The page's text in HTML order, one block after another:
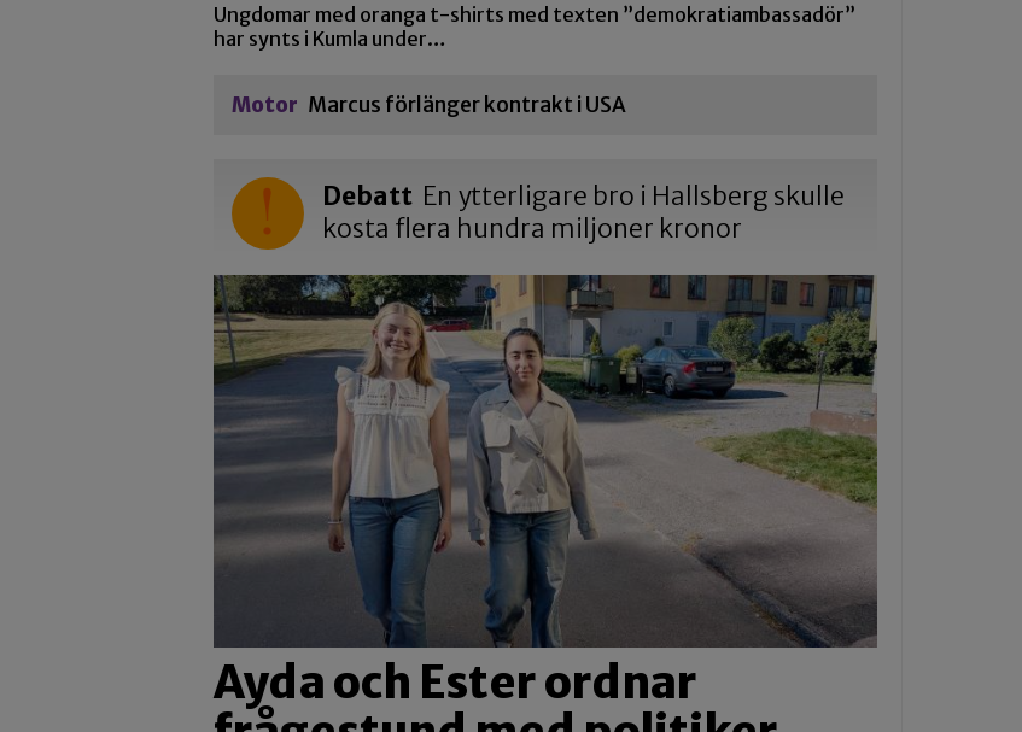
Ungdomar med oranga t-shirts med texten ”demokratiambassadör”
har synts i Kumla under…
Motor Marcus förlänger kontrakt i USA
Debatt En ytterligare bro i Hallsberg skulle
kosta flera hundra miljoner kronor
Ayda och Ester ordnar